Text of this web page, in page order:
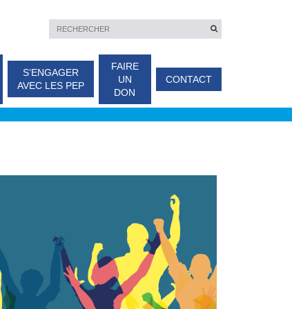
S’ENGAGER
AVEC LES PEP
FAIRE
UN
DON
CONTACT